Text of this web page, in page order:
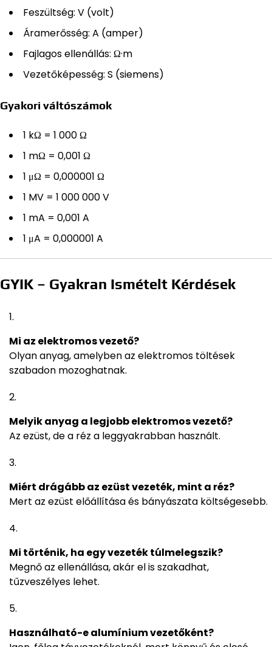
Feszültség: V (volt)
Áramerősség: A (amper)
Fajlagos ellenállás: Ω·m
Vezetőképesség: S (siemens)
Gyakori váltószámok
1 kΩ = 1 000 Ω
1 mΩ = 0,001 Ω
1 μΩ = 0,000001 Ω
1 MV = 1 000 000 V
1 mA = 0,001 A
1 μA = 0,000001 A
GYIK – Gyakran Ismételt Kérdések
Mi az elektromos vezető?
Olyan anyag, amelyben az elektromos töltések
szabadon mozoghatnak.
Melyik anyag a legjobb elektromos vezető?
Az ezüst, de a réz a leggyakrabban használt.
Miért drágább az ezüst vezeték, mint a réz?
Mert az ezüst előállítása és bányászata költségesebb.
Mi történik, ha egy vezeték túlmelegszik?
Megnő az ellenállása, akár el is szakadhat,
tűzveszélyes lehet.
Használható-e alumínium vezetőként?